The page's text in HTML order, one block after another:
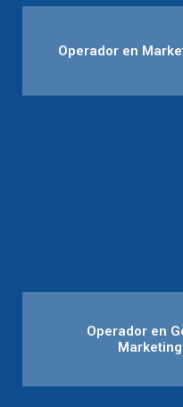
Operador en
Operador en